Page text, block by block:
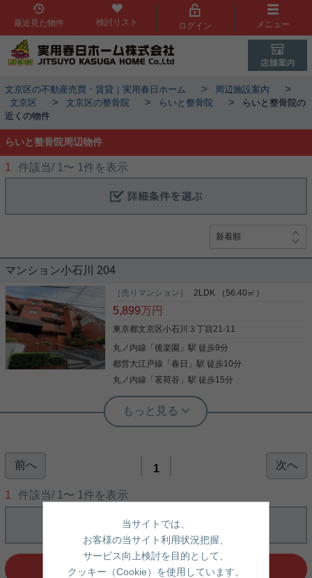
最近見た物件 検討リスト ログイン メニュー
文京区の不動産売買・賃貸｜実用春日ホーム > 周辺施設案内 >
文京区 > 文京区の整骨院 > らいと整骨院 >
らいと整骨院の
近くの物件
らいと整骨院周辺物件
1 件該当/ 1 〜 1 件を表示
マンション小石川 204
［売りマンション］ 2LDK （56.40㎡）
5,899万円
東京都文京区小石川３丁目21-11
丸ノ内線 「後楽園 」駅 徒歩9分
都営大江戸線 「春日 」駅 徒歩10分
丸ノ内線 「茗荷谷 」駅 徒歩15分
実用春日ホーム 富坂サテライト 金子瑠茄
自然と歴史が息づく学びの街☆
後楽園・春日近辺の物件！ 買い物ももちろん、通勤
ベーション予定☆ 完成は来年の2月に完成となって
います。 （画像は仕様イメージとなります。） 徒歩
レストラン・アトラクションなど子供から大人まで
楽しめます☆ 気になった方はお気軽にご連絡くださ
い。 お問い合わせお待ちしております。
前へ 1 次へ
1 件該当/ 1 〜 1 件を表示
選択中の条件でお問い合わせ
当サイトでは、
お客様の当サイト利用状況把握、
サービス向上検討を目的として、
クッキー（Cookie）を使用しています。